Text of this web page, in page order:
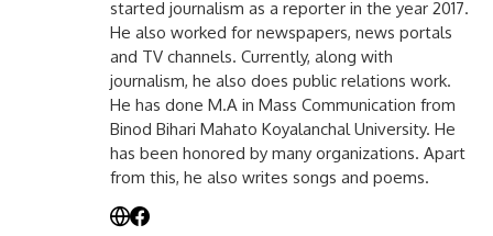
started journalism as a reporter in the year 2017.
He also worked for newspapers, news portals
and TV channels. Currently, along with
journalism, he also does public relations work.
He has done M.A in Mass Communication from
Binod Bihari Mahato Koyalanchal University. He
has been honored by many organizations. Apart
from this, he also writes songs and poems.